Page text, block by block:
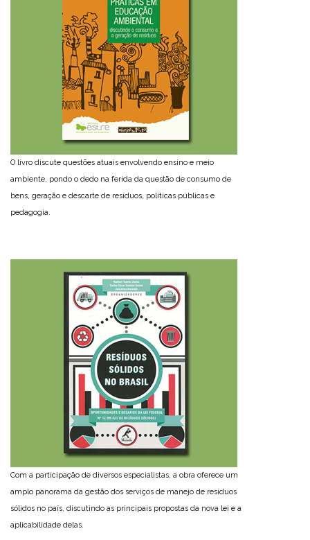
O livro discute questões atuais envolvendo ensino e meio
ambiente, pondo o dedo na ferida da questão de consumo de
bens, geração e descarte de resíduos, políticas públicas e
pedagogia.
Com a participação de diversos especialistas, a obra oferece um
amplo panorama da gestão dos serviços de manejo de resíduos
sólidos no país, discutindo as principais propostas da nova lei e a
aplicabilidade delas.